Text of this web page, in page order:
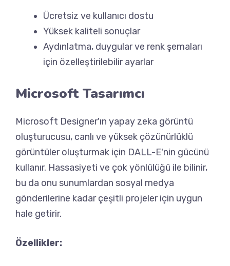
Ücretsiz ve kullanıcı dostu
Yüksek kaliteli sonuçlar
Aydınlatma, duygular ve renk şemaları
için özelleştirilebilir ayarlar
Microsoft Tasarımcı
Microsoft Designer'ın yapay zeka görüntü
oluşturucusu, canlı ve yüksek çözünürlüklü
görüntüler oluşturmak için DALL-E'nin gücünü
kullanır. Hassasiyeti ve çok yönlülüğü ile bilinir,
bu da onu sunumlardan sosyal medya
gönderilerine kadar çeşitli projeler için uygun
hale getirir.
Özellikler: